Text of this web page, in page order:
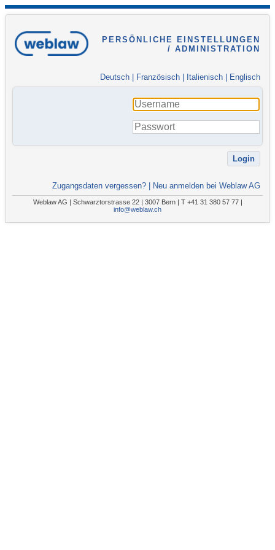
PERSÖNLICHE EINSTELLUNGEN
/ ADMINISTRATION
Deutsch Französisch Italienisch Englisch
Zugangsdaten vergessen? Neu anmelden bei Weblaw AG
Weblaw AG | Schwarztorstrasse 22 | 3007 Bern | T +41 31 380 57 77 |
info@weblaw.ch